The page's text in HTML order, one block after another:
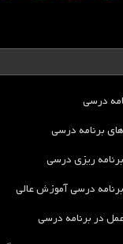
درسی
برنامه درسی
ریزی درسی
درسی آموزش عالی
در برنامه درسی